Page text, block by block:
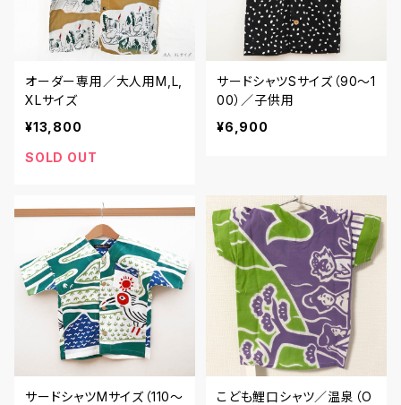
オーダー専用／大人用M,L,
XLサイズ
¥13,800
SOLD OUT
サードシャツSサイズ（90〜1
00）／子供用
¥6,900
サードシャツMサイズ（110〜
こども鯉口シャツ／温泉（O